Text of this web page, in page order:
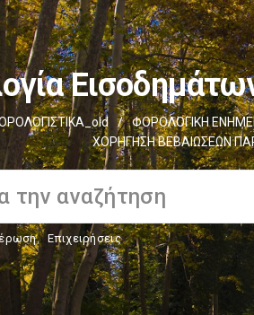
/ ΦΟΡΟΛΟΓΙΚΗ
ΧΟΡΗΓΗΣΗ ΒΕΒΑΙΩΣΕΩΝ
, Επιχειρήσεις